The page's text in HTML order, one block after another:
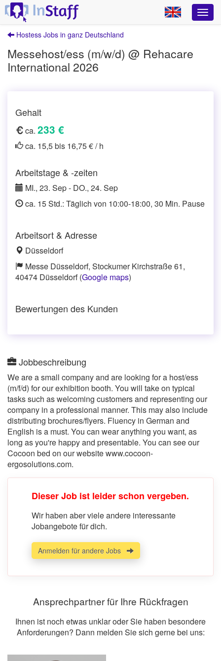
Hostess Jobs in ganz Deutschland
Messehost/ess (m/w/d) @ Rehacare
International 2026
Gehalt
ca. 233 €
ca. 15,5 bis 16,75 € / h
Arbeitstage & -zeiten
MI., 23. Sep - DO., 24. Sep
ca. 15 Std.: Täglich von 10:00-18:00, 30 Min. Pause
Arbeitsort & Adresse
Düsseldorf
Messe Düsseldorf, Stockumer Kirchstraße 61,
40474 Düsseldorf (Google maps)
Bewertungen des Kunden
Jobbeschreibung
We are a small company and are looking for a host/ess
(m/f/d) for our exhibition booth. You will take on typical
tasks such as welcoming customers and representing our
company in a professional manner. This may also include
distributing brochures/flyers. Fluency in German and
English is a must. You can wear anything you want, as
long as you're happy and presentable. You can see our
Cocoon bed on our website www.cocoon-
ergosolutions.com.
Dieser Job ist leider schon vergeben.
Wir haben aber viele andere interessante
Jobangebote für dich.
Anmelden für andere Jobs
Ansprechpartner für Ihre Rückfragen
Ihnen ist noch etwas unklar oder Sie haben besondere
Anforderungen? Dann melden Sie sich gerne bei uns: